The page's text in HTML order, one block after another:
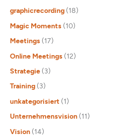
graphicrecording (18)
Magic Moments (10)
Meetings (17)
Online Meetings (12)
Strategie (3)
Training (3)
unkategorisiert (1)
Unternehmensvision (11)
Vision (14)